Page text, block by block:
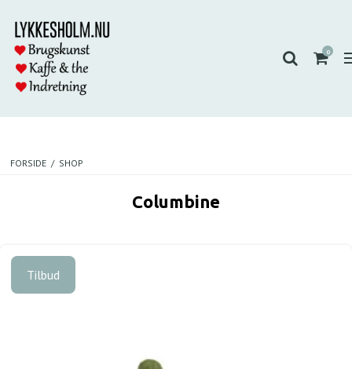
0
FORSIDE / SHOP
Columbine
Tilbud